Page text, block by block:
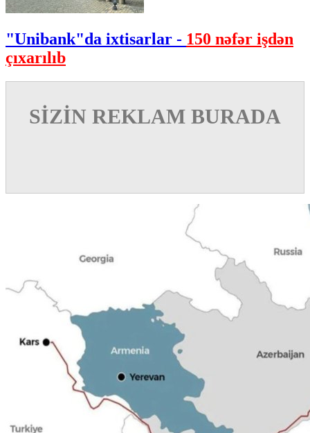
"Unibank"da ixtisarlar - 150 nəfər işdən
çıxarılıb
SİZİN REKLAM BURADA